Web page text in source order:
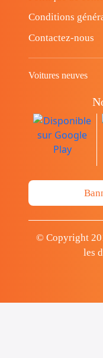
Conditions
Contactez-nous
Voitures neuves
© Copyright
les